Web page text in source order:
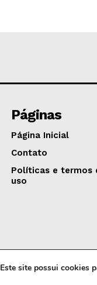
Páginas
Página Inicial
Contato
Políticas e termos
uso
© 2024
Este site possui cookies